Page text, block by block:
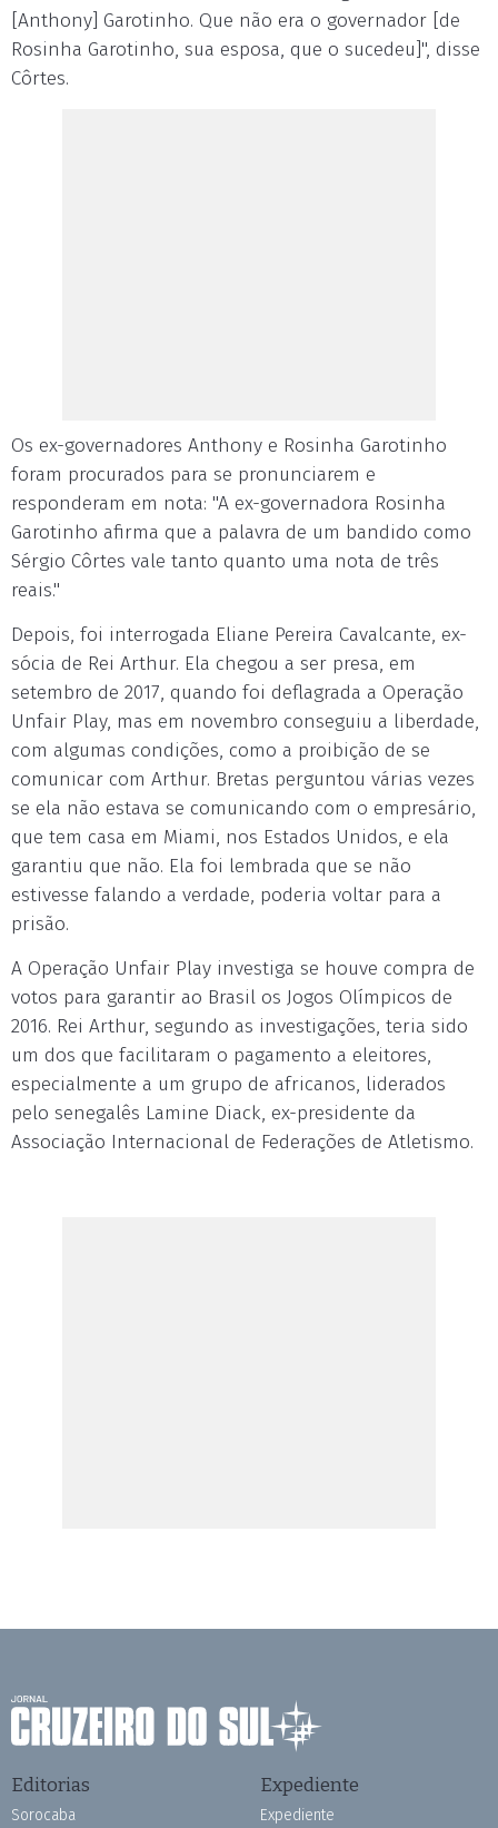
[Anthony] Garotinho. Que não era o governador [de
Rosinha Garotinho, sua esposa, que o sucedeu]", disse
Côrtes.
Os ex-governadores Anthony e Rosinha Garotinho
foram procurados para se pronunciarem e
responderam em nota: "A ex-governadora Rosinha
Garotinho afirma que a palavra de um bandido como
Sérgio Côrtes vale tanto quanto uma nota de três
reais."
Depois, foi interrogada Eliane Pereira Cavalcante, ex-
sócia de Rei Arthur. Ela chegou a ser presa, em
setembro de 2017, quando foi deflagrada a Operação
Unfair Play, mas em novembro conseguiu a liberdade,
com algumas condições, como a proibição de se
comunicar com Arthur. Bretas perguntou várias vezes
se ela não estava se comunicando com o empresário,
que tem casa em Miami, nos Estados Unidos, e ela
garantiu que não. Ela foi lembrada que se não
estivesse falando a verdade, poderia voltar para a
prisão.
A Operação Unfair Play investiga se houve compra de
votos para garantir ao Brasil os Jogos Olímpicos de
2016. Rei Arthur, segundo as investigações, teria sido
um dos que facilitaram o pagamento a eleitores,
especialmente a um grupo de africanos, liderados
pelo senegalês Lamine Diack, ex-presidente da
Associação Internacional de Federações de Atletismo.
Editorias
Sorocaba
Expediente
Expediente